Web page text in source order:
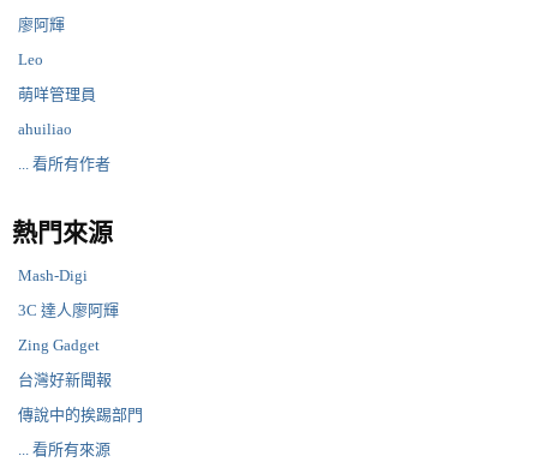
廖阿輝
Leo
萌咩管理員
ahuiliao
... 看所有作者
熱門來源
Mash-Digi
3C 達人廖阿輝
Zing Gadget
台灣好新聞報
傳說中的挨踢部門
... 看所有來源